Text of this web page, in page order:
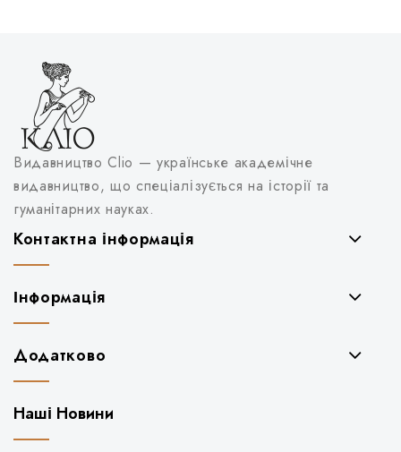
Видавництво Clio — українське академічне
видавництво, що спеціалізується на історії та
гуманітарних науках.
Контактна інформація
Інформація
Додатково
Наші Новини